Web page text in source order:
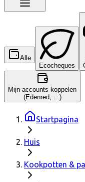
Alle
Ecocheques
Mijn accounts koppelen
(Edenred, ...)
Startpagina
Huis
Kookpotten &